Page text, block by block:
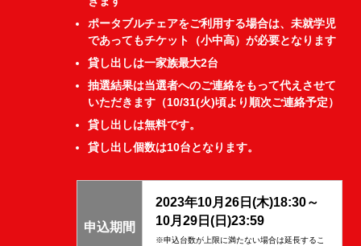
ポータブルチェアをご利用する場合は、未就学児
であってもチケット（小中高）が必要となります
貸し出しは一家族最大2台
抽選結果は当選者へのご連絡をもって代えさせて
いただきます（10/31(火)頃より順次ご連絡予定）
貸し出しは無料です。
貸し出し個数は10台となります。
申込期間
2023年10月26日(木)18:30～
10月29日(日)23:59
※申込台数が上限に満たない場合は延長するこ